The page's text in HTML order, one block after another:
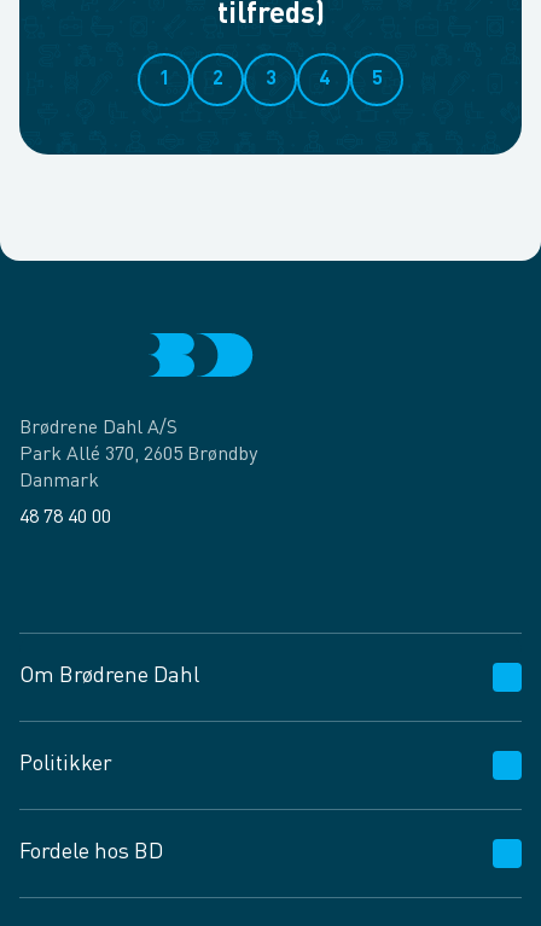
tilfreds)
1 2 3 4 5
Brødrene Dahl A/S
Park Allé 370, 2605 Brøndby
Danmark
48 78 40 00
Om Brødrene Dahl
Vagttelefon 30 10 89 89
Spørgsmål og svar
Job og karriere
Fødevarekontrolrapport
Politikker
Privatlivspolitik
Cookies
Fordele hos BD